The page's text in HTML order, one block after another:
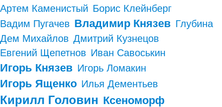
Артем Каменистый Борис Клейнберг
Вадим Пугачев Владимир Князев Глубина
Дем Михайлов Дмитрий Кузнецов
Евгений Щепетнов Иван Савоськин
Игорь Князев Игорь Ломакин
Игорь Ященко Илья Дементьев
Кирилл Головин Ксеноморф